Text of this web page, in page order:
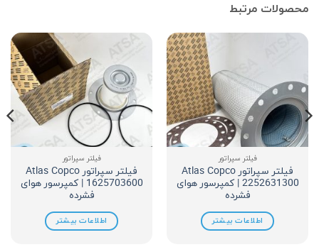
محصولات مرتبط
فیلتر سپراتور
فیلتر سپراتور Atlas Copco
2252631300 | کمپرسور هوای
فشرده
اطلاعات بیشتر
فیلتر سپراتور
فیلتر سپراتور Atlas Copco
1625703600 | کمپرسور هوای
فشرده
اطلاعات بیشتر